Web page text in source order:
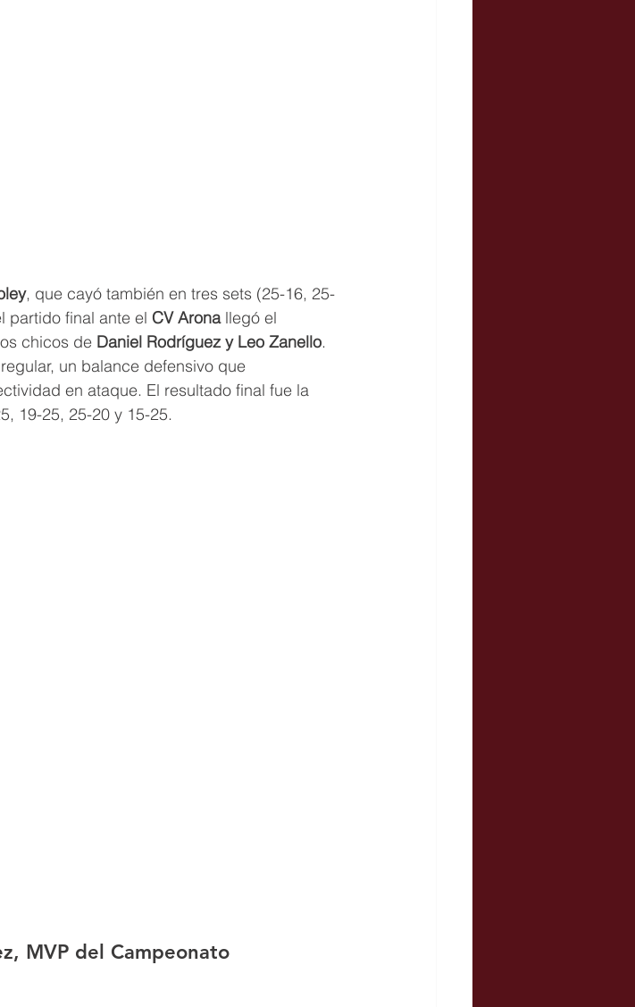
, que cayó también en tres sets (25-16, 25-
partido final ante el CV Arona llegó el
chicos de Daniel Rodríguez y Leo Zanello.
un balance defensivo que
en ataque. El resultado final fue la
19-25, 25-20 y 15-25.
MVP del Campeonato